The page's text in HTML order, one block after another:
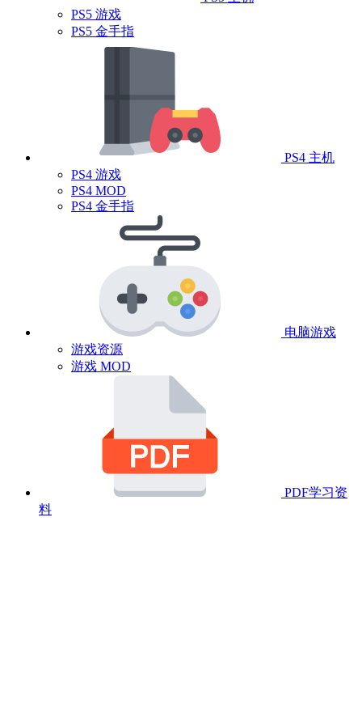
PS5 游戏
PS5 金手指
PS4 主机
PS4 游戏
PS4 MOD
PS4 金手指
电脑游戏
游戏资源
游戏 MOD
PDF学习资
料